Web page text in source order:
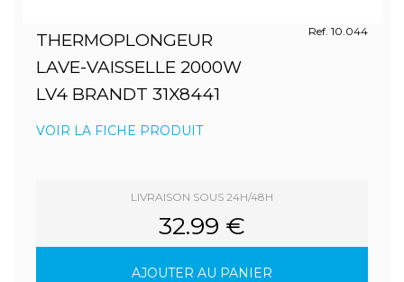
THERMOPLONGEUR
LAVE-VAISSELLE 2000W
LV4 BRANDT 31X8441
Ref. 10.044
VOIR LA FICHE PRODUIT
LIVRAISON SOUS 24H/48H
32.99 €
AJOUTER AU PANIER